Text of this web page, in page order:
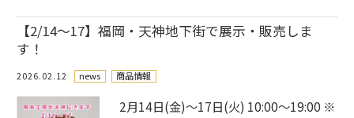
【2/14～17】福岡・天神地下街で展示・販売しま
す！
2026.02.12 news 商品情報
2月14日(金)～17日(火) 10:00～19:00 ※